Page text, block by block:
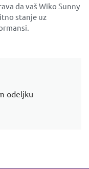
da vaš Wiko Sunny
stanje uz
odeljku